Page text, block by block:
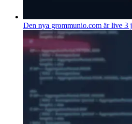
Den nya grommunio.com är live 3